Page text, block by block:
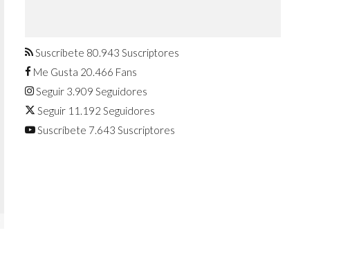
agosto
Suscríbete 80.943 Suscriptores
Me Gusta 20.466 Fans
Seguir 3.909 Seguidores
Seguir 11.192 Seguidores
Suscríbete 7.643 Suscriptores